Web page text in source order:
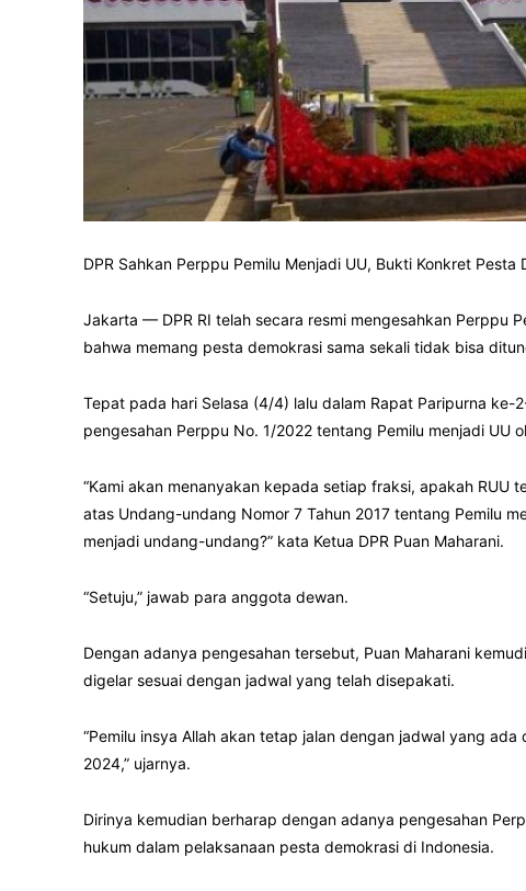
DPR Sahkan Perppu Pemilu Menjadi UU, Bukti Konkret Pesta
Jakarta — DPR RI telah secara resmi mengesahkan Perppu
bahwa memang pesta demokrasi sama sekali tidak bisa
Tepat pada hari Selasa (4/4) lalu dalam Rapat Paripurna
pengesahan Perppu No. 1/2022 tentang Pemilu menjadi UU
“Kami akan menanyakan kepada setiap fraksi, apakah RUU
atas Undang-undang Nomor 7 Tahun 2017 tentang Pemilu
menjadi undang-undang?” kata Ketua DPR Puan Maharani.
“Setuju,” jawab para anggota dewan.
Dengan adanya pengesahan tersebut, Puan Maharani
digelar sesuai dengan jadwal yang telah disepakati.
“Pemilu insya Allah akan tetap jalan dengan jadwal yang
2024,” ujarnya.
Dirinya kemudian berharap dengan adanya pengesahan
hukum dalam pelaksanaan pesta demokrasi di Indonesia.